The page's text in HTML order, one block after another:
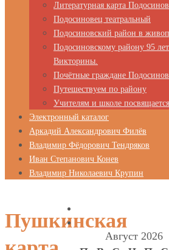
Литературная карта
Подосиновец театральный
Подосиновский район в
Подосиновскому району 95
Викторины.
Почётные граждане
Путешествуем по району
Учителям и школе посвящается
Электронный каталог
Аркадий Александрович Филёв
Владимир Фёдорович Тендряков
Иван Степанович Конев
Владимир Николаевич Крупин
Пушкинская
Август 2026